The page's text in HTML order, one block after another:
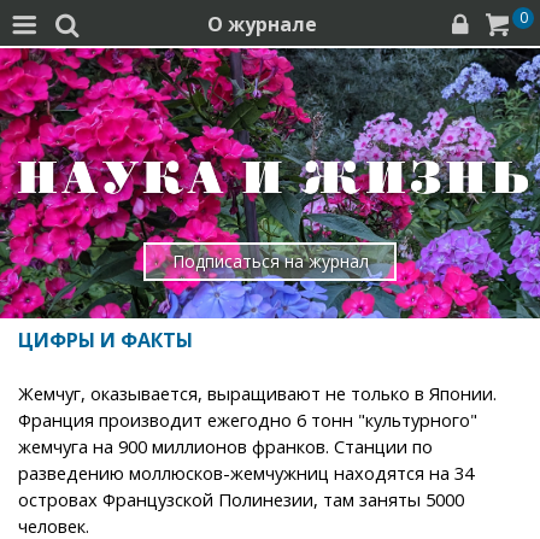
  О журнале   0
Подписаться на журнал
ЦИФРЫ И ФАКТЫ
Жемчуг, оказывается, выращивают не только в Японии.
Франция производит ежегодно 6 тонн "культурного"
жемчуга на 900 миллионов франков. Станции по
разведению моллюсков-жемчужниц находятся на 34
островах Французской Полинезии, там заняты 5000
человек.